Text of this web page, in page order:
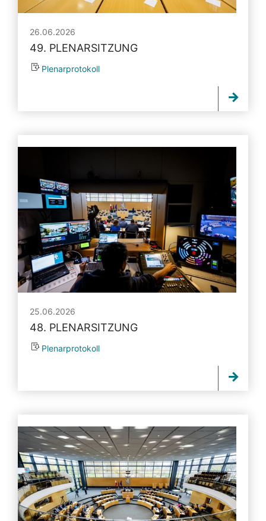
26.06.2026
49. PLENARSITZUNG
Plenarprotokoll
25.06.2026
48. PLENARSITZUNG
Plenarprotokoll